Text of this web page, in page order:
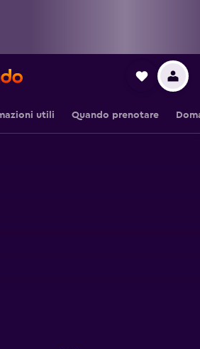
utili Quando prenotare